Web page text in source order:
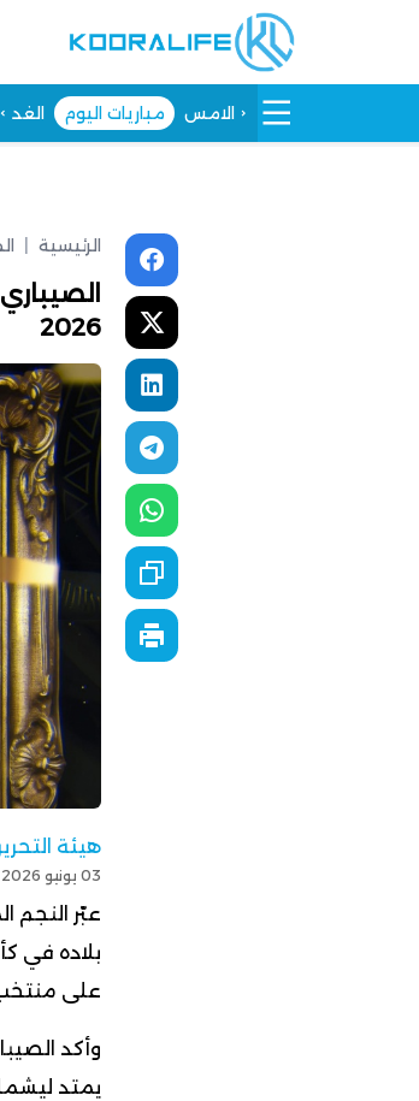
الامس مباريات اليوم الغد
الرئيسية
2026
هيئة التحرير
03 يونيو 2026 - 10:02
عبّر النجم
على منتخب
وأكد
يمتد